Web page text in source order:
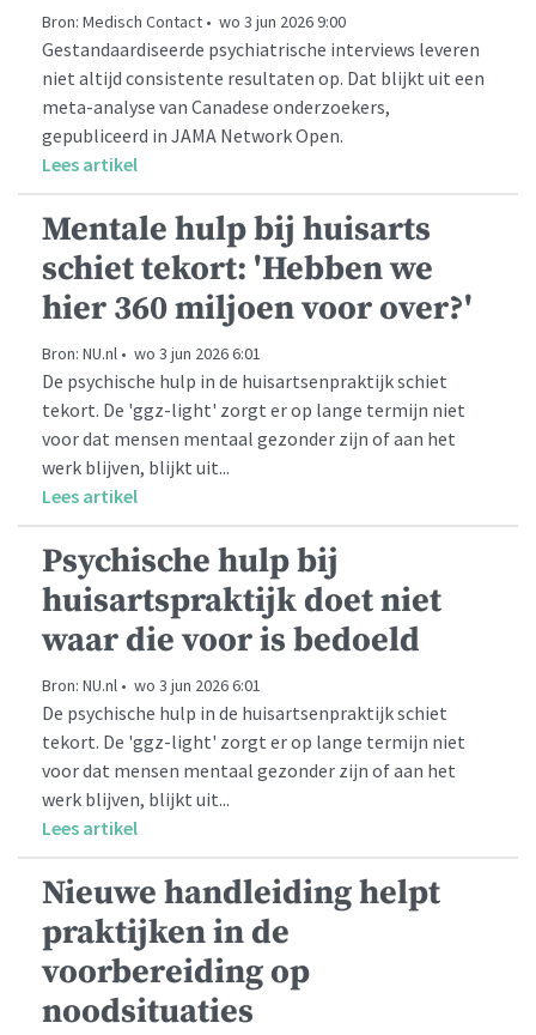
Bron: Medisch Contact • wo 3 jun 2026 9:00
Gestandaardiseerde psychiatrische interviews leveren
niet altijd consistente resultaten op. Dat blijkt uit een
meta-analyse van Canadese onderzoekers,
gepubliceerd in JAMA Network Open.
Lees artikel
Mentale hulp bij huisarts
schiet tekort: 'Hebben we
hier 360 miljoen voor over?'
Bron: NU.nl • wo 3 jun 2026 6:01
De psychische hulp in de huisartsenpraktijk schiet
tekort. De 'ggz-light' zorgt er op lange termijn niet
voor dat mensen mentaal gezonder zijn of aan het
werk blijven, blijkt uit...
Lees artikel
Psychische hulp bij
huisartspraktijk doet niet
waar die voor is bedoeld
Bron: NU.nl • wo 3 jun 2026 6:01
De psychische hulp in de huisartsenpraktijk schiet
tekort. De 'ggz-light' zorgt er op lange termijn niet
voor dat mensen mentaal gezonder zijn of aan het
werk blijven, blijkt uit...
Lees artikel
Nieuwe handleiding helpt
praktijken in de
voorbereiding op
noodsituaties